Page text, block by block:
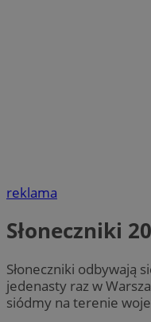
reklama
Słoneczniki
Słoneczniki odbywają
jedenasty raz w
siódmy na terenie